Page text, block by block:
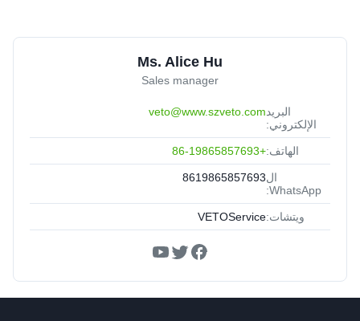
Ms. Alice Hu
Sales manager
البريد
الإلكتروني:
veto@www.szveto.com
الهاتف:+86-19865857693
ال
WhatsApp:
8619865857693
ويتشات:VETOService